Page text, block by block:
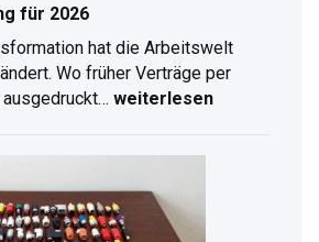
für 2026
hat die Arbeitswelt
Wo früher Verträge per
weiterlesen